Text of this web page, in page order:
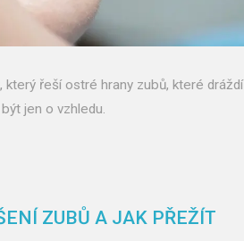
řeší ostré hrany zubů, které dráždí
jen o vzhledu.
ZUBŮ A JAK PŘEŽÍT